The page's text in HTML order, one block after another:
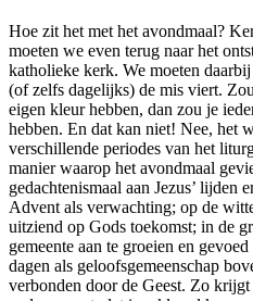
Hoe zit het met het avondmaal?
moeten we even terug naar het
katholieke kerk. We moeten
(of zelfs dagelijks) de mis viert.
eigen kleur hebben, dan zou je
hebben. En dat kan niet! Nee, het
verschillende periodes van het
manier waarop het avondmaal
gedachtenismaal aan Jezus’ lijden
Advent als verwachting; op de
uitziend op Gods toekomst; in de
gemeente aan te groeien en
dagen als geloofsgemeenschap
verbonden door de Geest. Zo